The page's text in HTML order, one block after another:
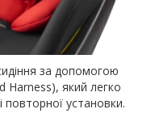
за допомогою
Harness), який легко
повторної установки.